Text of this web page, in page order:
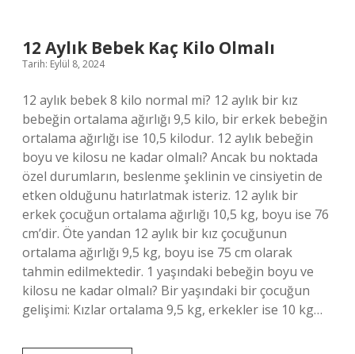
12 Aylık Bebek Kaç Kilo Olmalı
Tarih: Eylül 8, 2024
12 aylık bebek 8 kilo normal mi? 12 aylık bir kız
bebeğin ortalama ağırlığı 9,5 kilo, bir erkek bebeğin
ortalama ağırlığı ise 10,5 kilodur. 12 aylık bebeğin
boyu ve kilosu ne kadar olmalı? Ancak bu noktada
özel durumların, beslenme şeklinin ve cinsiyetin de
etken olduğunu hatırlatmak isteriz. 12 aylık bir
erkek çocuğun ortalama ağırlığı 10,5 kg, boyu ise 76
cm’dir. Öte yandan 12 aylık bir kız çocuğunun
ortalama ağırlığı 9,5 kg, boyu ise 75 cm olarak
tahmin edilmektedir. 1 yaşındaki bebeğin boyu ve
kilosu ne kadar olmalı? Bir yaşındaki bir çocuğun
gelişimi: Kızlar ortalama 9,5 kg, erkekler ise 10 kg…